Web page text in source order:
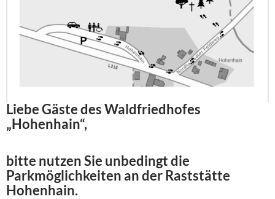
Liebe Gäste des Waldfriedhofes
„Hohenhain“,
bitte nutzen Sie unbedingt die
Parkmöglichkeiten an der Raststätte
Hohenhain.